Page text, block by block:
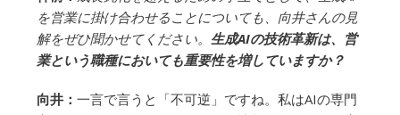
を営業に掛け合わせることについても、向井さんの見
解をぜひ聞かせてください。 生成AIの技術革新は、営
業という職種においても重要性を増していますか？
向井： 一言で言うと「不可逆」ですね。私はAIの専門